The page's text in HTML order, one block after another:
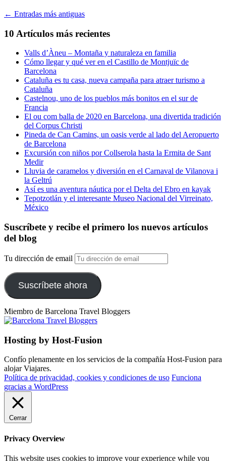
← Entradas más antiguas
10 Artículos más recientes
Valls d’Àneu – Montaña y naturaleza en familia
Cómo llegar y qué ver en el Castillo de Montjuïc de
Barcelona
Cataluña es tu casa, nueva campaña para atraer turismo a
Cataluña
Castelnou, uno de los pueblos más bonitos en el sur de
Francia
El ou com balla de 2020 en Barcelona, una divertida tradición
del Corpus Christi
Pineda de Can Camins, un oasis verde al lado del Aeropuerto
de Barcelona
Excursión con niños por Collserola hasta la Ermita de Sant
Medir
Lluvia de caramelos y diversión en el Carnaval de Vilanova i
la Geltrú
Así es una aventura náutica por el Delta del Ebro en kayak
Tepotzotlán y el interesante Museo Nacional del Virreinato,
México
Suscríbete y recibe el primero los nuevos artículos
del blog
Tu dirección de email
Suscríbete ahora
Miembro de Barcelona Travel Bloggers
Hosting by Host-Fusion
Confío plenamente en los servicios de la compañía Host-Fusion para
alojar Viajares.
Política de privacidad, cookies y condiciones de uso Funciona
gracias a WordPress
Cerrar
Privacy Overview
This website uses cookies to improve your experience while you